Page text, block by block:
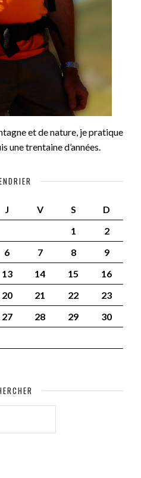
et de nature, je pratique
une trentaine d’années.
J V S
D
1
2
6 7 8
9
13 14 15
16
20 21 22
23
27 28 29
30